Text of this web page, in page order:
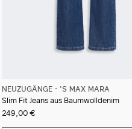
NEUZUGÄNGE
'S MAX MARA
Slim Fit Jeans aus Baumwolldenim
249,00 €